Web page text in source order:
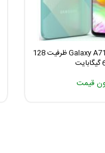
گوشی سامسونگ Galaxy A71 ظرفیت 128
قیمت